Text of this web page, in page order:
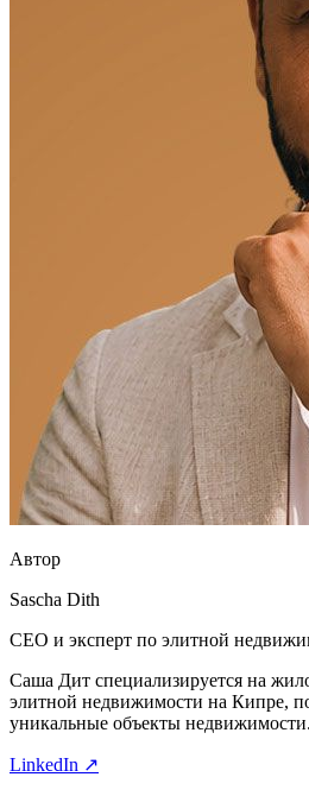
Автор
Sascha Dith
CEO и эксперт по элитной
Саша Дит специализируется на
элитной недвижимости на Кипре,
уникальные объекты недвижимости.
LinkedIn ↗